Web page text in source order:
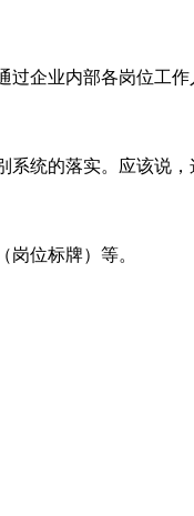
企业内部各岗位工作
系统的落实。应该说
位标牌）等。